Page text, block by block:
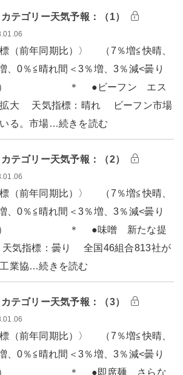
テゴリー天気予報：（1）
（前年同期比）〉 （7％増≦快晴、
、0％≦晴れ間＜3％増、3％減<曇り
％減） ＊ ●ビーフン エス
拡大 天気指標：晴れ ビーフン市場
る。市場…続きを読む
テゴリー天気予報：（2）
（前年同期比）〉 （7％増≦快晴、
、0％≦晴れ間＜3％増、3％減<曇り
％減） ＊ ●味噌 新たな提
気指標：曇り 全国46組合813社が
業協…続きを読む
テゴリー天気予報：（3）
（前年同期比）〉 （7％増≦快晴、
、0％≦晴れ間＜3％増、3％減<曇り
％減） ＊ ●即席麺 さらな